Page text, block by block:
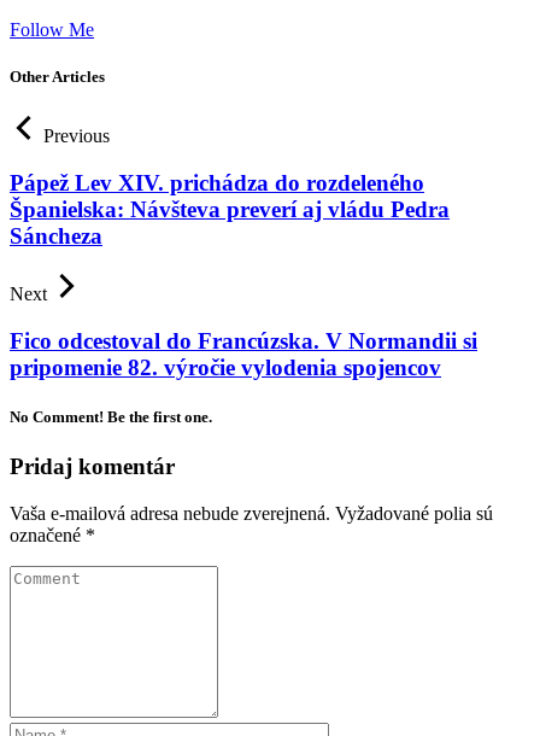
Follow Me
Other Articles
Previous
Pápež Lev XIV. prichádza do rozdeleného
Španielska: Návšteva preverí aj vládu Pedra
Sáncheza
Next
Fico odcestoval do Francúzska. V Normandii si
pripomenie 82. výročie vylodenia spojencov
No Comment! Be the first one.
Pridaj komentár
Vaša e-mailová adresa nebude zverejnená. Vyžadované polia sú
označené *